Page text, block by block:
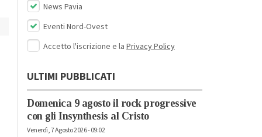
News Pavia
Eventi Nord-Ovest
Accetto l'iscrizione e la Privacy Policy
ULTIMI PUBBLICATI
Domenica 9 agosto il rock progressive
con gli Insynthesis al Cristo
Venerdì, 7 Agosto 2026 - 09:02